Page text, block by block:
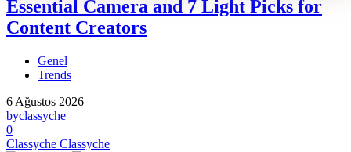
Essential Camera and 7 Light Picks for
Content Creators
Genel
Trends
6 Ağustos 2026
byclassyche
0
Classyche Classyche